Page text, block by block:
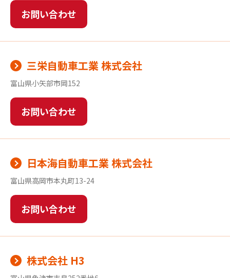
お問い合わせ
三栄自動車工業 株式会社
富山県小矢部市岡152
お問い合わせ
日本海自動車工業 株式会社
富山県高岡市本丸町13-24
お問い合わせ
株式会社 H3